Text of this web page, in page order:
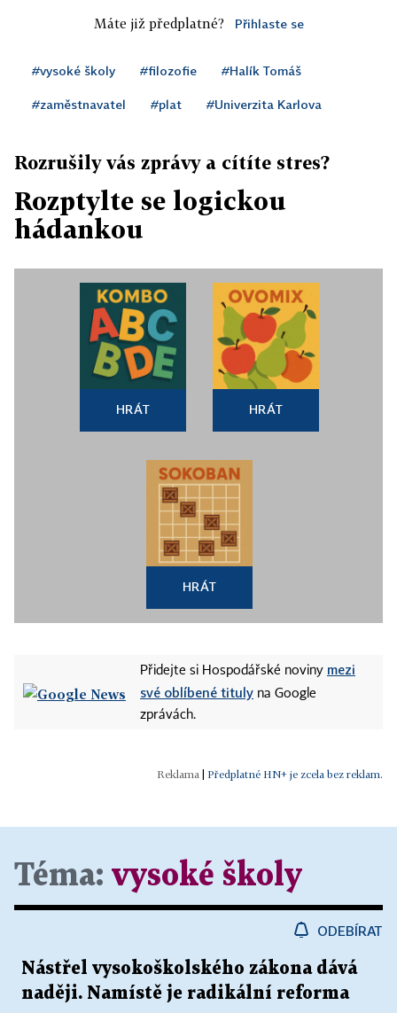
Máte již předplatné? Přihlaste se
#vysoké školy #filozofie #Halík Tomáš
#zaměstnavatel #plat #Univerzita Karlova
Rozrušily vás zprávy a cítíte stres?
Rozptylte se logickou
hádankou
HRÁT HRÁT
HRÁT
Přidejte si Hospodářské noviny mezi
své oblíbené tituly na Google
zprávách.
Předplatné HN+ je zcela bez reklam.
Téma: vysoké školy
ODEBÍRAT
Nástřel vysokoškolského zákona dává
naději. Namístě je radikální reforma